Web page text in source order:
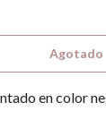
Agotado
en color